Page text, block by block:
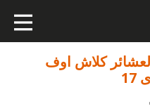
كلاش اوف